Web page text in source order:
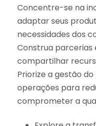
Concentre-se na
adaptar seus
necessidades dos
Construa
compartilhar
Priorize a gestão
operações para
comprometer a